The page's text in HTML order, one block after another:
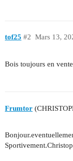
tof25 Mars 13,
#2
Bois toujours en vente
Frumtor